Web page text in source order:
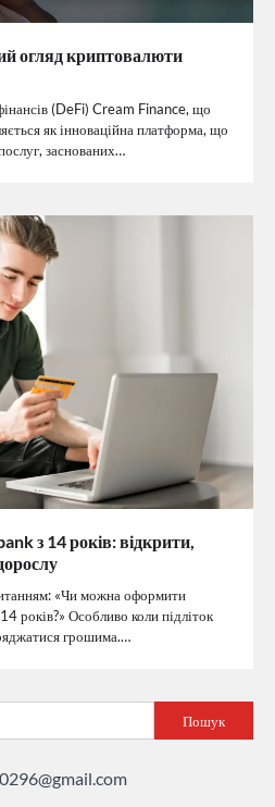
огляд криптовалюти
(DeFi) Cream Finance, що
як інноваційна платформа, що
заснованих…
з 14 років: відкрити,
«Чи можна оформити
років?» Особливо коли підліток
грошима.…
Пошук